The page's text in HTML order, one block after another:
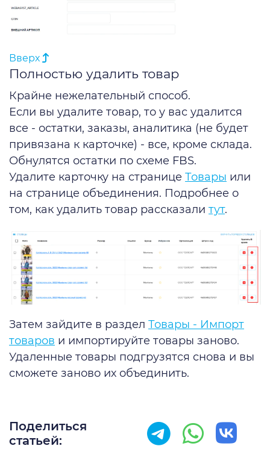
Вверх
Полностью удалить товар
Крайне нежелательный способ.
Если вы удалите товар, то у вас удалится
все - остатки, заказы, аналитика (не будет
привязана к карточке) - все, кроме склада.
Обнулятся остатки по схеме FBS.
Удалите карточку на странице Товары или
на странице объединения. Подробнее о
том, как удалить товар рассказали тут.
Затем зайдите в раздел Товары - Импорт
товаров и импортируйте товары заново.
Удаленные товары подгрузятся снова и вы
сможете заново их объединить.
Поделиться
статьей: